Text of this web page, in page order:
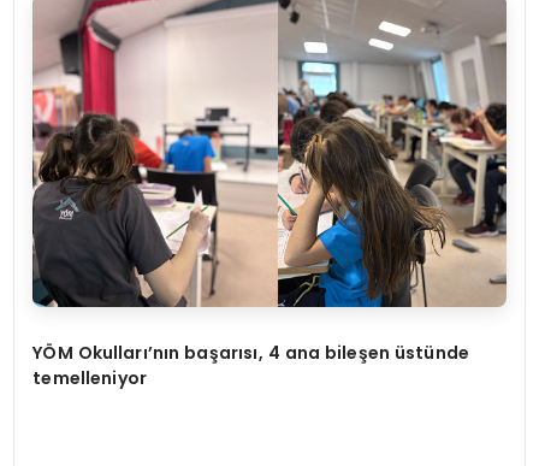
YÖM Okulları’nın başarısı, 4 ana bileşen üstünde
temelleniyor